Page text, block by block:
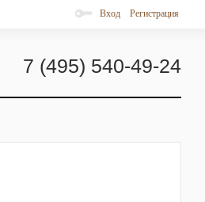
Вход Регистрация
7 (495) 540-49-24